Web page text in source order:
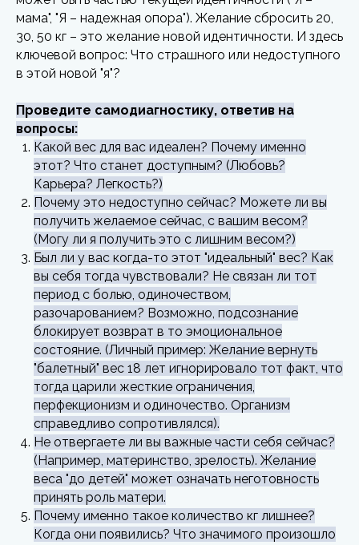
мама", "Я – надежная опора"). Желание сбросить 20,
30, 50 кг – это желание новой идентичности. И здесь
ключевой вопрос: Что страшного или недоступного
в этой новой "я"?
Проведите самодиагностику, ответив на
вопросы:
Какой вес для вас идеален? Почему именно
этот? Что станет доступным? (Любовь?
Карьера? Легкость?)
Почему это недоступно сейчас? Можете ли вы
получить желаемое сейчас, с вашим весом?
(Могу ли я получить это с лишним весом?)
Был ли у вас когда-то этот "идеальный" вес? Как
вы себя тогда чувствовали? Не связан ли тот
период с болью, одиночеством,
разочарованием? Возможно, подсознание
блокирует возврат в то эмоциональное
состояние. (Личный пример: Желание вернуть
"балетный" вес 18 лет игнорировало тот факт, что
тогда царили жесткие ограничения,
перфекционизм и одиночество. Организм
справедливо сопротивлялся).
Не отвергаете ли вы важные части себя сейчас?
(Например, материнство, зрелость). Желание
веса "до детей" может означать неготовность
принять роль матери.
Почему именно такое количество кг лишнее?
Когда они появились? Что значимого произошло